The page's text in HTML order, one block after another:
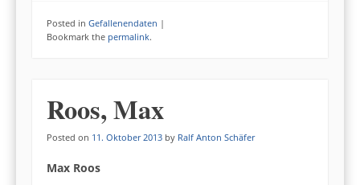
Posted in Gefallenendaten |
Bookmark the permalink.
Roos, Max
Posted on 11. Oktober 2013 by Ralf Anton Schäfer
Max Roos